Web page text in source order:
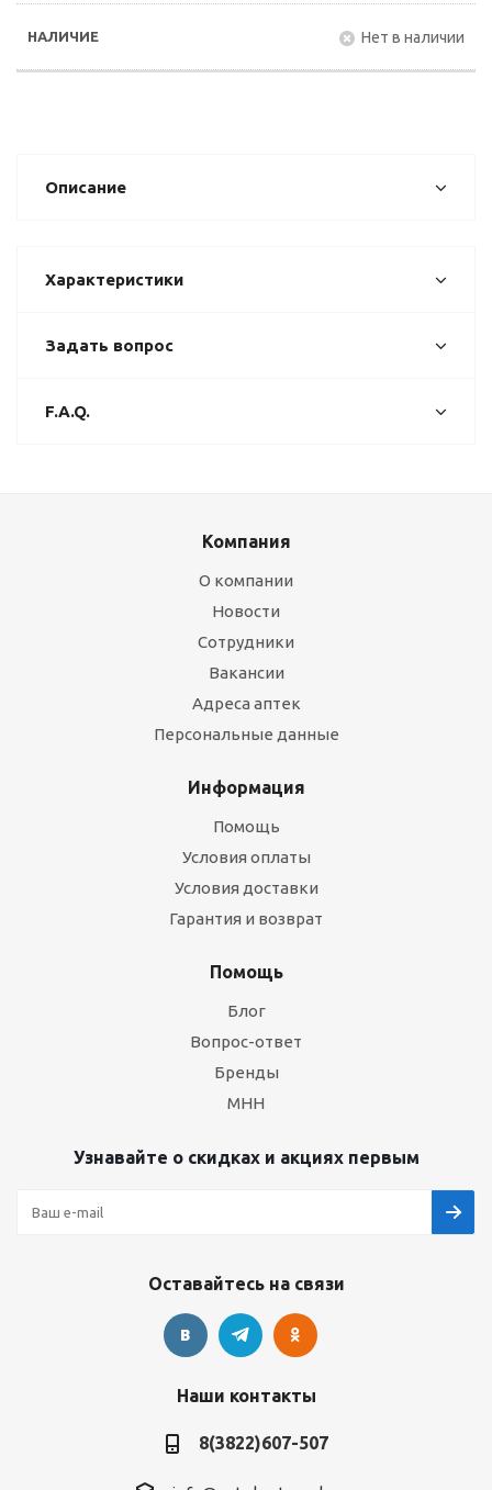
Нет в наличии
Описание
Характеристики
Задать вопрос
F.A.Q.
Компания
О компании
Новости
Сотрудники
Вакансии
Адреса аптек
Персональные данные
Информация
Помощь
Условия оплаты
Условия доставки
Гарантия и возврат
Помощь
Блог
Вопрос-ответ
Бренды
МНН
Узнавайте о скидках и акциях первым
Оставайтесь на связи
Наши контакты
8(3822)607-507